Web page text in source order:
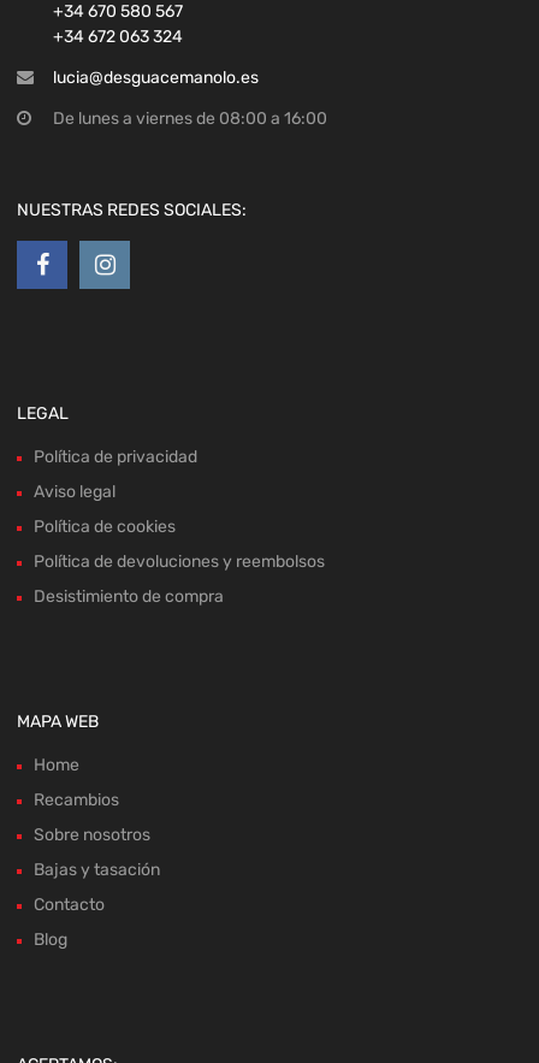
+34 670 580 567
+34 672 063 324
lucia@desguacemanolo.es
De lunes a viernes de 08:00 a 16:00
NUESTRAS REDES SOCIALES:
LEGAL
Política de privacidad
Aviso legal
Política de cookies
Política de devoluciones y reembolsos
Desistimiento de compra
MAPA WEB
Home
Recambios
Sobre nosotros
Bajas y tasación
Contacto
Blog